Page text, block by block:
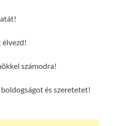
élvezd!
számodra!
és szeretetet!